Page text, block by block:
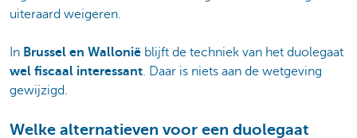
uiteraard weigeren.
In Brussel en Wallonië blijft de techniek van het duolegaat
wel fiscaal interessant. Daar is niets aan de wetgeving
gewijzigd.
Welke alternatieven voor een duolegaat